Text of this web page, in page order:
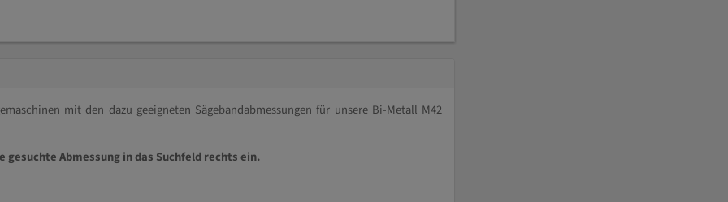
mit den dazu geeigneten Sägebandabmessungen für unsere Bi-Metall M42
Abmessung in das Suchfeld rechts ein.